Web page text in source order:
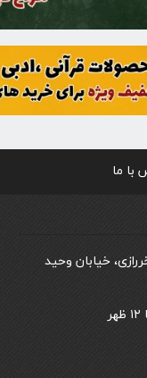
با ما
خیابان وحید